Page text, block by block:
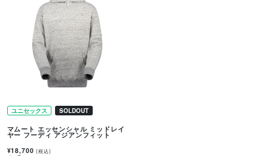
ユニセックス SOLDOUT
マムート エッセンシャル ミッドレイ
ヤー フーディ アジアンフィット
¥18,700(税込)